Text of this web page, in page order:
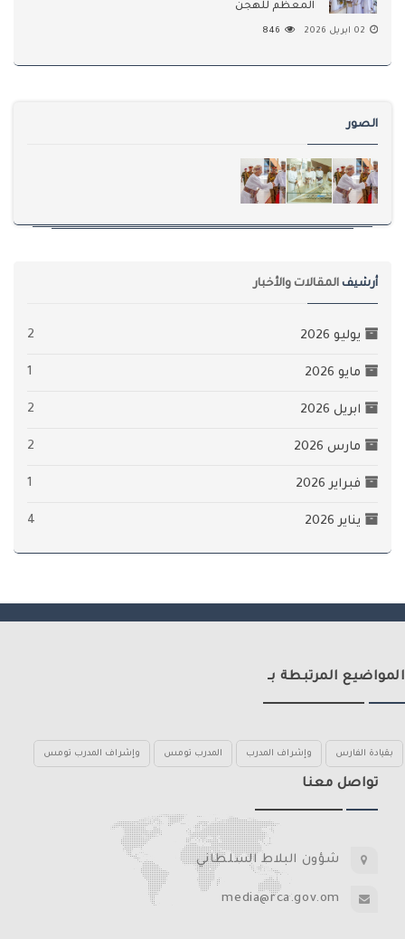
المعظّم للهجن
02 ابريل 2026 846
الصور
أرشيف المقالات والأخبار
يوليو 2026 2
مايو 2026 1
ابريل 2026 2
مارس 2026 2
فبراير 2026 1
يناير 2026 4
المواضيع المرتبطة بـ
بقيادة الفارس وإشراف المدرب المدرب تومس وإشراف المدرب تومس
تواصل معنا
شؤون البلاط السلطاني
media@rca.gov.om